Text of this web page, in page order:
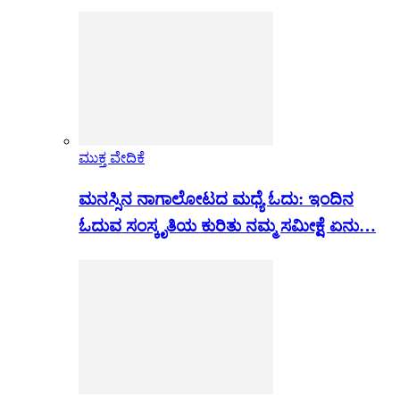
ಮುಕ್ತ ವೇದಿಕೆ
ಮನಸ್ಸಿನ ನಾಗಾಲೋಟದ ಮಧ್ಯೆ ಓದು: ಇಂದಿನ
ಓದುವ ಸಂಸ್ಕೃತಿಯ ಕುರಿತು ನಮ್ಮ ಸಮೀಕ್ಷೆ ಏನು…